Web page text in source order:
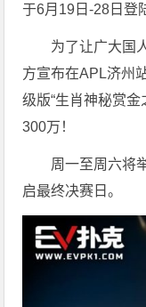
于6月19日-28日登
为了让广大国
方宣布在APL济州
级版“生肖神秘赏
300万！
周一至周六将
启最终决赛日。